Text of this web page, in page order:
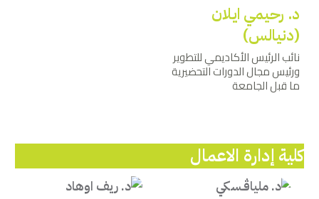
د. رحيمي ايلان
(دنيالس)
نائب الرئيس الأكاديمي للتطوير
ورئيس مجال الدورات التحضيرية
ما قبل الجامعة
كلية إدارة الاعمال